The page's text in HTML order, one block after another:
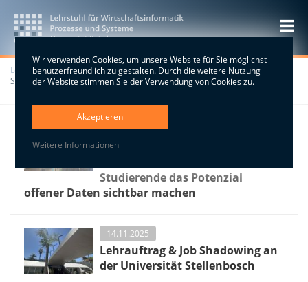
Wir verwenden Cookies, um unsere Website für Sie möglichst
benutzerfreundlich zu gestalten. Durch die weitere Nutzung
der Website stimmen Sie der Verwendung von Cookies zu.
Akzeptieren
Weitere Informationen
Lehrstuhl>LSWI>Blog>Charity-Kochen für ukrainische Geflüchtete im
Staudenhof Potsdam
28.11.2025
Smart City Potsdam: Wie
Studierende das Potenzial
offener Daten sichtbar machen
14.11.2025
Lehrauftrag & Job Shadowing an
der Universität Stellenbosch